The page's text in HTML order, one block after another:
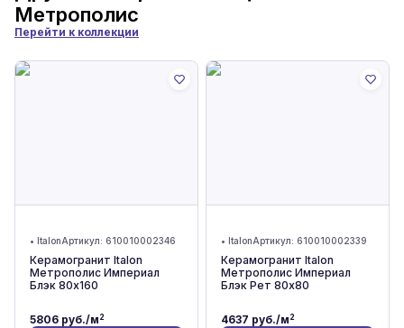
Метрополис
Перейти к коллекции
• ItalonАртикул: 610010002346
Керамогранит Italon
Метрополис Империал
Блэк 80x160
5806 руб./м2
• ItalonАртикул: 610010002339
Керамогранит Italon
Метрополис Империал
Блэк Рет 80x80
4637 руб./м2